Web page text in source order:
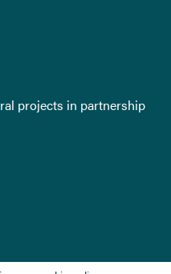
projects in partnership